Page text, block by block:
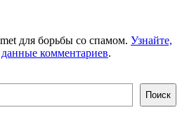
для борьбы со спамом. Узнайте,
комментариев.
Поиск